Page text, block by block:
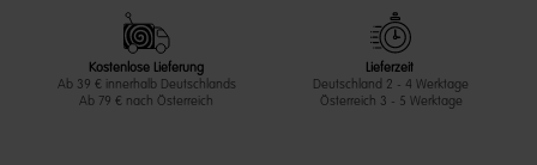
Kostenlose Lieferung
Ab 39 € innerhalb Deutschlands
Ab 79 € nach Österreich
Lieferzeit
Deutschland 2 - 4 Werktage
Österreich 3 - 5 Werktage